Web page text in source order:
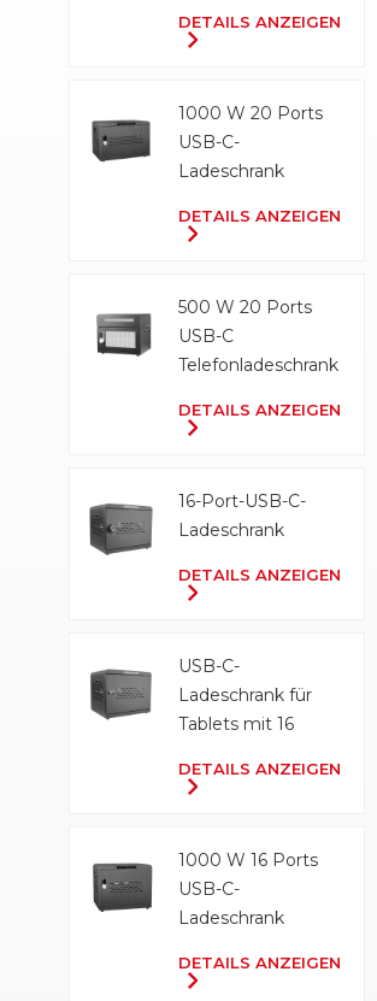
DETAILS ANZEIGEN
1000 W 20 Ports
USB-C-
Ladeschrank
DETAILS ANZEIGEN
500 W 20 Ports
USB-C
Telefonladeschrank
DETAILS ANZEIGEN
16-Port-USB-C-
Ladeschrank
DETAILS ANZEIGEN
USB-C-
Ladeschrank für
Tablets mit 16
500 W
DETAILS ANZEIGEN
1000 W 16 Ports
USB-C-
Ladeschrank
DETAILS ANZEIGEN